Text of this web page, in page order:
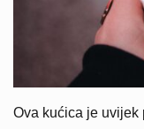
Ova kućica je uvijek